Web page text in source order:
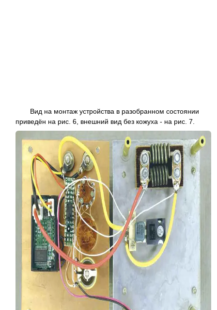
Вид на монтаж устройства в разобранном состоянии
приведён на рис. 6, внешний вид без кожуха - на рис. 7.